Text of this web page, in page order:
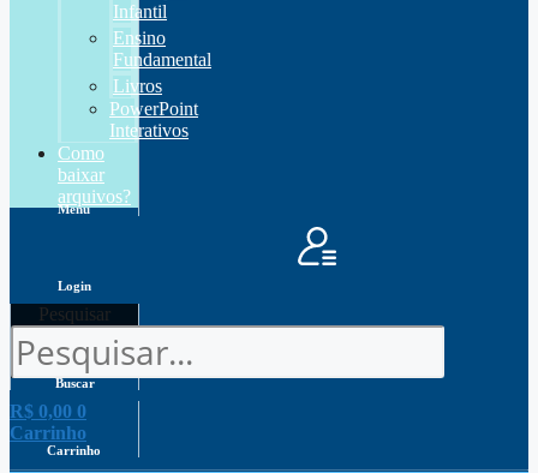
Infantil
Ensino
Fundamental
Livros
PowerPoint
Interativos
Como
baixar
arquivos?
Menu
Login
Pesquisar
Buscar
R$ 0,00 0
Carrinho
Carrinho